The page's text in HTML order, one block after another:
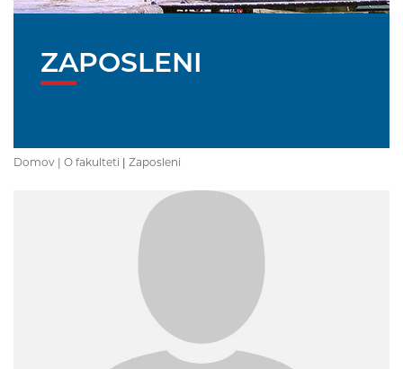
ZAPOSLENI
Domov | O fakulteti | Zaposleni